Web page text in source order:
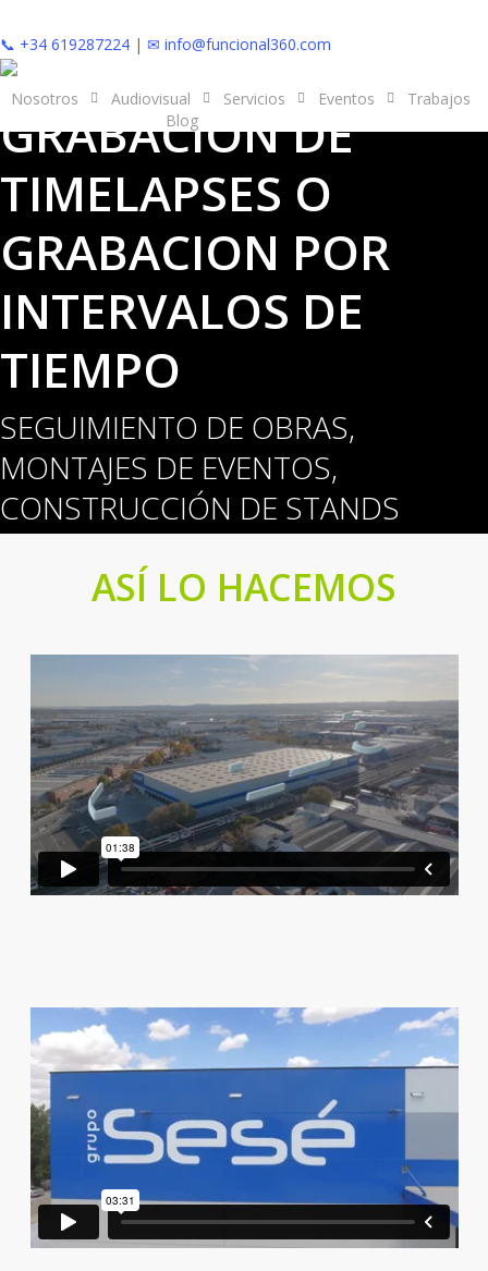
to
main
content
📞 +34 619287224 | ✉ info@funcional360.com
Nosotros Audiovisual Servicios Eventos
Trabajos
Blog
GRABACION DE
TIMELAPSES O
GRABACION POR
INTERVALOS DE
TIEMPO
SEGUIMIENTO DE OBRAS,
MONTAJES DE EVENTOS,
CONSTRUCCIÓN DE STANDS
ASÍ LO HACEMOS